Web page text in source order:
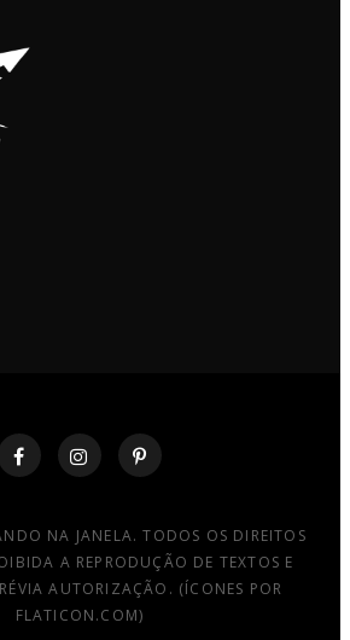
NA JANELA. TODOS OS DIREITOS
A REPRODUÇÃO DE TEXTOS E
AUTORIZAÇÃO. (ÍCONES POR
FLATICON.COM)